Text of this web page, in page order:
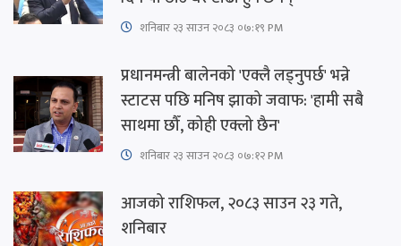
शनिबार २३ साउन २०८३ ०७:१९ PM
प्रधानमन्त्री बालेनको 'एक्लै लड्नुपर्छ' भन्ने
स्टाटस पछि मनिष झाको जवाफ: 'हामी सबै
साथमा छौँ, कोही एक्लो छैन'
शनिबार २३ साउन २०८३ ०७:१२ PM
आजको राशिफल, २०८३ साउन २३ गते,
शनिबार